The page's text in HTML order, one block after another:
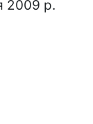
2009 р.